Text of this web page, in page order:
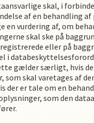
skal, i
af en behandling
en vurdering af, om
skal ske på
eller på
i
gælder særligt, hvis
som skal varetages af
der er tale om en
som den